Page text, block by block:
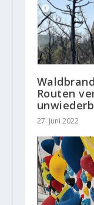
Routen
27. Juni 2022